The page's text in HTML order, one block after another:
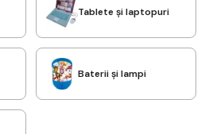
Tablete și laptopuri
Baterii și lampi